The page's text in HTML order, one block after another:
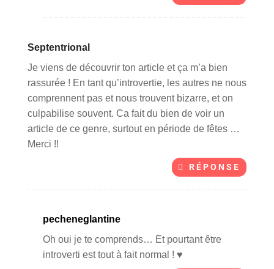
Septentrional
Je viens de découvrir ton article et ça m’a bien
rassurée ! En tant qu’introvertie, les autres ne nous
comprennent pas et nous trouvent bizarre, et on
culpabilise souvent. Ca fait du bien de voir un
article de ce genre, surtout en période de fêtes …
Merci !!
RÉPONSE
pecheneglantine
Oh oui je te comprends… Et pourtant être
introverti est tout à fait normal ! ♥